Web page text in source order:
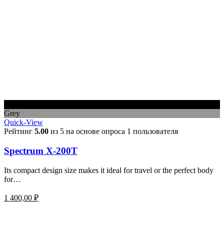
Grey
Quick-View
Рейтинг 5.00 из 5 на основе опроса 1 пользователя
Spectrum X-200T
Its compact design size makes it ideal for travel or the perfect body
for…
1 400,00 ₽